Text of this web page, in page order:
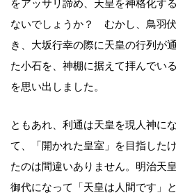
をアッサリ諦め、天皇を神格化す
ないでしょうか？ むかし、鳥羽
き、大坂行幸の際に天皇の行列が
た小石を、神棚に据えて拝んでい
を思い出しました。
ともあれ、利通は天皇を現人神に
て、「開かれた皇室」を目指した
たのは間違いありません。明治天
御代になって「天皇は人間です」